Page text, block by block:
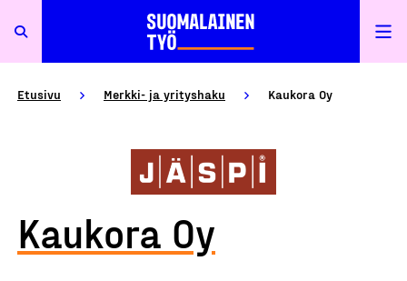
Etusivu Merkki- ja yrityshaku Kaukora Oy
Kaukora Oy